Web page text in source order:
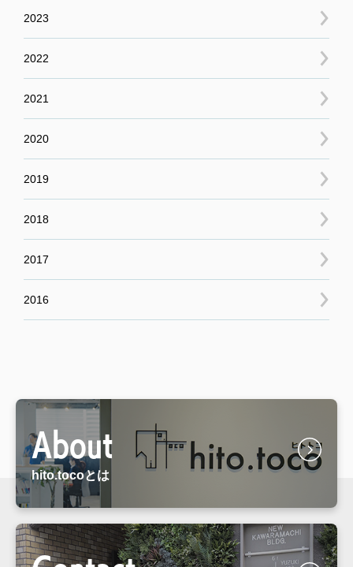
2023
2022
2021
2020
2019
2018
2017
2016
About
hito.tocoとは